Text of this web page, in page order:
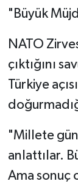
"Büyük
NATO
çıktığını
Türkiye
"Millete
anlattılar.
Ama sonuç